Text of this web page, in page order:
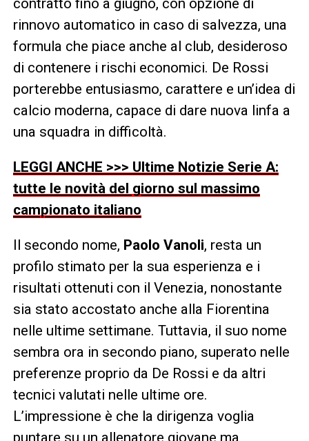
rinnovo automatico in caso di salvezza, una
formula che piace anche al club, desideroso
di contenere i rischi economici. De Rossi
porterebbe entusiasmo, carattere e un’idea di
calcio moderna, capace di dare nuova linfa a
una squadra in difficoltà.
LEGGI ANCHE >>> Ultime Notizie Serie A:
tutte le novità del giorno sul massimo
campionato italiano
Il secondo nome, Paolo Vanoli, resta un
profilo stimato per la sua esperienza e i
risultati ottenuti con il Venezia, nonostante
sia stato accostato anche alla Fiorentina
nelle ultime settimane. Tuttavia, il suo nome
sembra ora in secondo piano, superato nelle
preferenze proprio da De Rossi e da altri
tecnici valutati nelle ultime ore.
L’impressione è che la dirigenza voglia
puntare su un allenatore giovane ma